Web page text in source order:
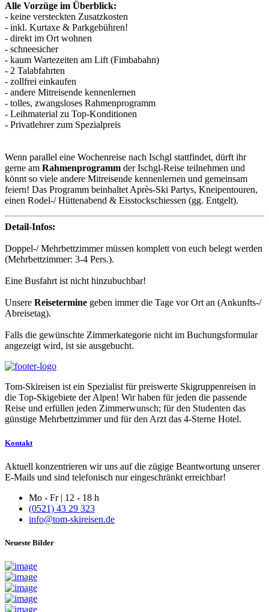
Alle Vorzüge im Überblick:
- keine versteckten Zusatzkosten
- inkl. Kurtaxe & Parkgebühren!
- direkt im Ort wohnen
- schneesicher
- kaum Wartezeiten am Lift (Fimbabahn)
- 2 Talabfahrten
- zollfrei einkaufen
- andere Mitreisende kennenlernen
- tolles, zwangsloses Rahmenprogramm
- Leihmaterial zu Top-Konditionen
- Privatlehrer zum Spezialpreis
Wenn parallel eine Wochenreise nach Ischgl stattfindet, dürft ihr
gerne am Rahmenprogramm der Ischgl-Reise teilnehmen und
könnt so viele andere Mitreisende kennenlernen und gemeinsam
feiern! Das Programm beinhaltet Après-Ski Partys, Kneipentouren,
einen Rodel-/ Hüttenabend & Eisstockschiessen (gg. Entgelt).
Detail-Infos:
Doppel-/ Mehrbettzimmer müssen komplett von euch belegt werden
(Mehrbettzimmer: 3-4 Pers.).
Eine Busfahrt ist nicht hinzubuchbar!
Unsere Reisetermine geben immer die Tage vor Ort an (Ankunfts-/
Abreisetag).
Falls die gewünschte Zimmerkategorie nicht im Buchungsformular
angezeigt wird, ist sie ausgebucht.
Tom-Skireisen ist ein Spezialist für preiswerte Skigruppenreisen in
die Top-Skigebiete der Alpen! Wir haben für jeden die passende
Reise und erfüllen jeden Zimmerwunsch; für den Studenten das
günstige Mehrbettzimmer und für den Arzt das 4-Sterne Hotel.
Kontakt
Aktuell konzentrieren wir uns auf die zügige Beantwortung unserer
E-Mails und sind telefonisch nur eingeschränkt erreichbar!
Mo - Fr | 12 - 18 h
(0521) 43 29 323
info@tom-skireisen.de
Neueste Bilder